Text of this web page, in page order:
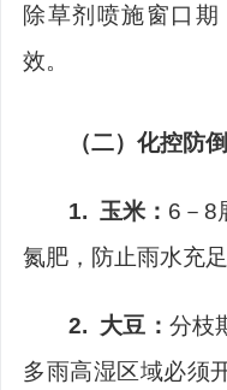
除草剂喷施窗口
效。
（二） 化控防
1. 玉米： 6 －8
氮肥，防止雨水充
2. 大豆 ： 分枝
多雨高湿区域必须